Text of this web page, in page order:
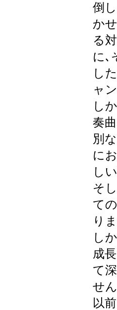
倒
か
る
に､
し
ャ
し
奏
別
に
し
そ
て
り
し
成
て
せ
以